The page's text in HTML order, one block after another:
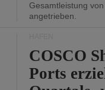
Gesamtleistung
angetrieben.
COSCO
Ports